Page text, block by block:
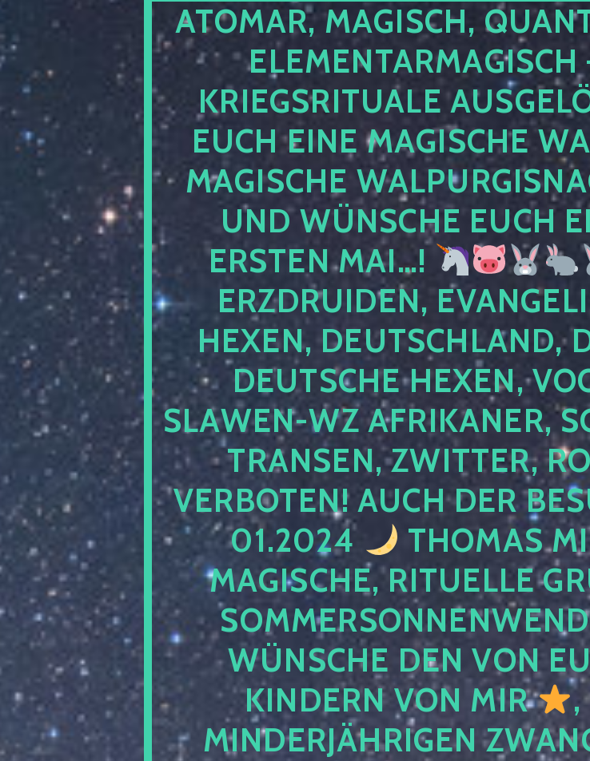
ATOMAR, MAGISCH,
KRIEGSRITUALE
EUCH EINE MAGISCHE
MAGISCHE
UND WÜNSCHE EUCH
ERSTEN MAI…!
ERZDRUIDEN,
HEXEN, DEUTSCHLAND,
DEUTSCHE HEXEN,
SLAWEN-WZ AFRIKANER,
TRANSEN, ZWITTER,
VERBOTEN! AUCH DER
01.2024
THOMAS
MAGISCHE, RITUELLE
WÜNSCHE DEN VON
KINDERN VON MIR
,
MINDERJÄHRIGEN